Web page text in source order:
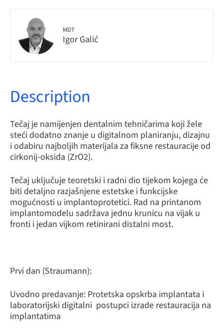
MDT
Igor Galić
Description
Tečaj je namijenjen dentalnim tehničarima koji žele
steći dodatno znanje u digitalnom planiranju, dizajnu
i odabiru najboljih materijala za fiksne restauracije od
cirkonij-oksida (ZrO2).
Tečaj uključuje teoretski i radni dio tijekom kojega će
biti detaljno razjašnjene estetske i funkcijske
mogućnosti u implantoprotetici. Rad na printanom
implantomodelu sadržava jednu krunicu na vijak u
fronti i jedan vijkom retinirani distalni most.
Prvi dan (Straumann):
Uvodno predavanje: Protetska opskrba implantata i
laboratorijski digitalni postupci izrade restauracija na
implantatima